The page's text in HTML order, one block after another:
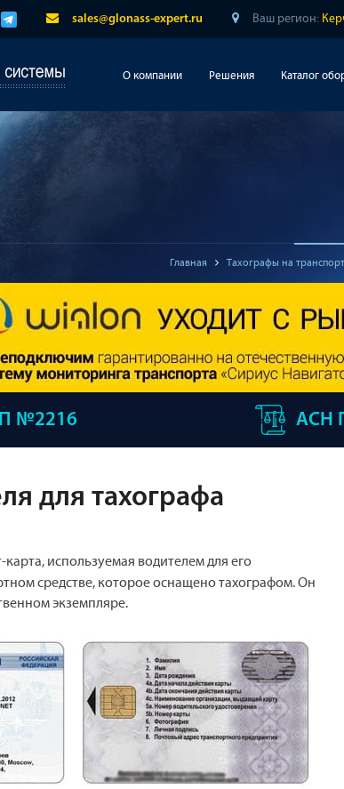
sales@glonass-expert.ru Ваш регион:
О компании Решения Каталог
Главная Тахографы на транспорт
№2216 АСН
для тахографа
карта, используемая водителем для его
средстве, которое оснащено тахографом. Он
экземпляре.